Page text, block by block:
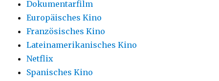
Dokumentarfilm
Europäisches Kino
Französisches Kino
Lateinamerikanisches Kino
Netflix
Spanisches Kino